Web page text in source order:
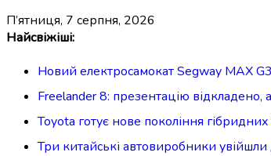
Перейти
вмісту
п’ятниця, 7 серпня, 2026
Найсвіжіші:
Новий електросамокат Segway MAX
Freelander 8: презентацію
Toyota готує нове покоління
Три китайські автовиробники